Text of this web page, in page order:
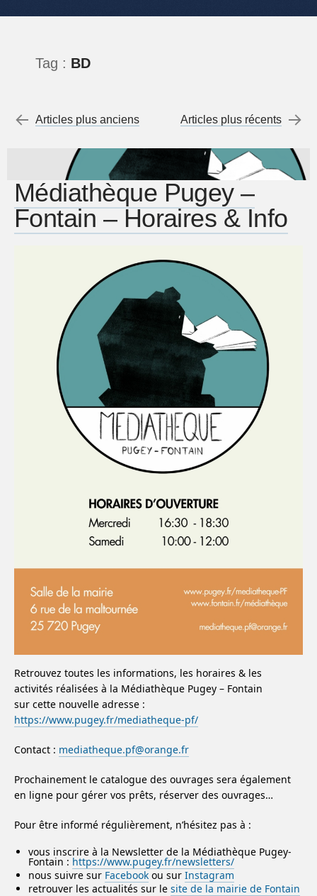
Tag : BD
Menu de l'article
←
Articles plus anciens Articles plus récents →
Médiathèque Pugey –
Fontain – Horaires & Info
Retrouvez toutes les informations, les horaires & les
activités réalisées à la Médiathèque Pugey – Fontain
sur cette nouvelle adresse :
https://www.pugey.fr/mediatheque-pf/
Contact : mediatheque.pf@orange.fr
Prochainement le catalogue des ouvrages sera également
en ligne pour gérer vos prêts, réserver des ouvrages…
Pour être informé régulièrement, n’hésitez pas à :
vous inscrire à la Newsletter de la Médiathèque Pugey-
Fontain : https://www.pugey.fr/newsletters/
nous suivre sur Facebook ou sur Instagram
retrouver les actualités sur le site de la mairie de Fontain